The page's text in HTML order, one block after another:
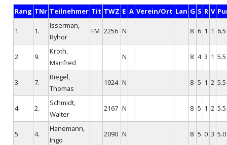
Rang TNr Teilnehmer Tit TWZ E A Verein/Ort Lan G S R V
1. 1.
Isserman,
Ryhor
FM 2256 N 8 6 1 1 6.5
2. 9.
Kroth,
Manfred
N 8 4 3 1 5.5
3. 7.
Biegel,
Thomas
1924 N 8 5 1 2 5.5
4. 2.
Schmidt,
Walter
2167 N 8 5 1 2 5.5
5. 4.
Hanemann,
Ingo
2090 N 8 5 0 3 5.0